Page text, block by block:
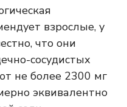
взрослые, у
что они
сосудистых
не более 2300 мг
эквивалентно